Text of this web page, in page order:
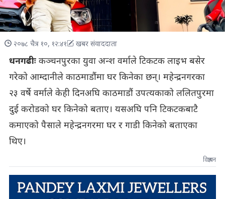
२०७८ चैत्र १०, १२:४१ खबर संवाददाता
धनगढीः कञ्चनपुरका युवा अन्श वर्माले टिकटक लाइभ बसेर
गरेको आम्दानीले काठमाडौंमा घर किनेका छन्। महेन्द्रनगरका
२३ वर्षे वर्माले केही दिनअघि काठमाडौं उपत्यकाको ललितपुरमा
दुई करोडको घर किनेको बताए। यसअघि पनि टिकटकबाटै
कमाएको पैसाले महेन्द्रनगरमा घर र गाडी किनेको बताएका
थिए।
विज्ञापन